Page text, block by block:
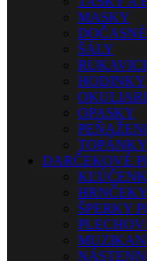
MASKY
ŠÁLY
HODINKY
OPASKY
TOPÁNKY
DARČEKOVÉ
HRNČEKY
ŠPERKY